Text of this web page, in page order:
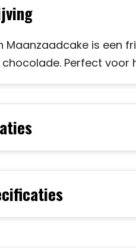
Maanzaadcake is een
Perfect voor